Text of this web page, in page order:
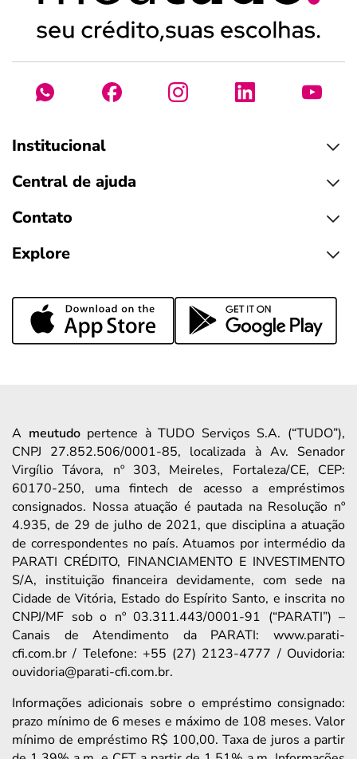
Institucional
Central de ajuda
Contato
Explore
A meutudopertence à TUDO Serviços S.A. (“TUDO”),
CNPJ 27.852.506/0001-85, localizada à Av. Senador
Virgílio Távora, nº 303, Meireles, Fortaleza/CE, CEP:
60170-250, uma fintech de acesso a empréstimos
consignados. Nossa atuação é pautada na Resolução nº
4.935, de 29 de julho de 2021, que disciplina a atuação
de correspondentes no país. Atuamos por intermédio da
PARATI CRÉDITO, FINANCIAMENTO E INVESTIMENTO
S/A, instituição financeira devidamente, com sede na
Cidade de Vitória, Estado do Espírito Santo, e inscrita no
CNPJ/MF sob o nº 03.311.443/0001-91 (“PARATI”) –
Canais de Atendimento da PARATI: www.parati-
cfi.com.br / Telefone: +55 (27) 2123-4777 / Ouvidoria:
ouvidoria@parati-cfi.com.br.
Informações adicionais sobre o empréstimo consignado:
prazo mínimo de 6 meses e máximo de 108 meses. Valor
mínimo de empréstimo R$ 100,00. Taxa de juros a partir